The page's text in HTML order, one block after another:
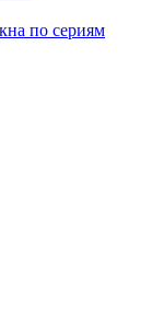
по сериям